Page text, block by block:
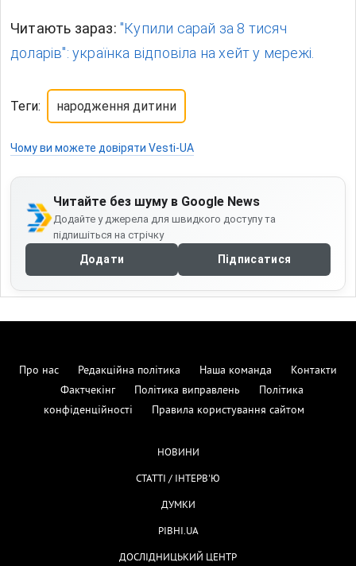
Читають зараз: "Купили сарай за 8 тисяч
доларів": українка відповіла на хейт у мережі.
Теги: народження дитини
Чому ви можете довіряти Vesti-UA
Читайте без шуму в Google News
Додайте у джерела для швидкого доступу та
підпишіться на стрічку
Додати Підписатися
Про нас Редакційна політика Наша команда
Контакти
Фактчекінг
Політика виправлень
Політика
конфіденційності
Правила користування сайтом
НОВИНИ
СТАТТІ / ІНТЕРВ'Ю
ДУМКИ
РІВНІ.UA
ДОСЛІДНИЦЬКИЙ ЦЕНТР